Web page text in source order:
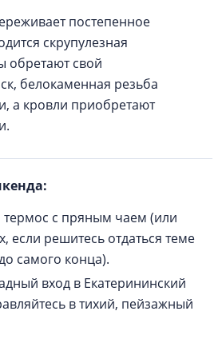
постепенное
скрупулезная
обретают свой
белокаменная резьба
а кровли приобретают
термос с пряным чаем (или
если решитесь отдаться теме
самого конца).
вход в Екатерининский
в тихий, пейзажный